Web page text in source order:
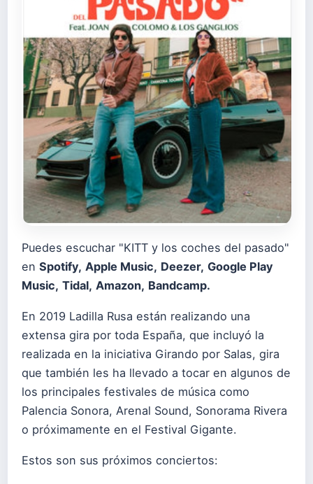
Puedes escuchar "KITT y los coches del pasado"
en Spotify, Apple Music, Deezer, Google Play
Music, Tidal, Amazon, Bandcamp.
En 2019 Ladilla Rusa están realizando una
extensa gira por toda España, que incluyó la
realizada en la iniciativa Girando por Salas, gira
que también les ha llevado a tocar en algunos de
los principales festivales de música como
Palencia Sonora, Arenal Sound, Sonorama Rivera
o próximamente en el Festival Gigante.
Estos son sus próximos conciertos: